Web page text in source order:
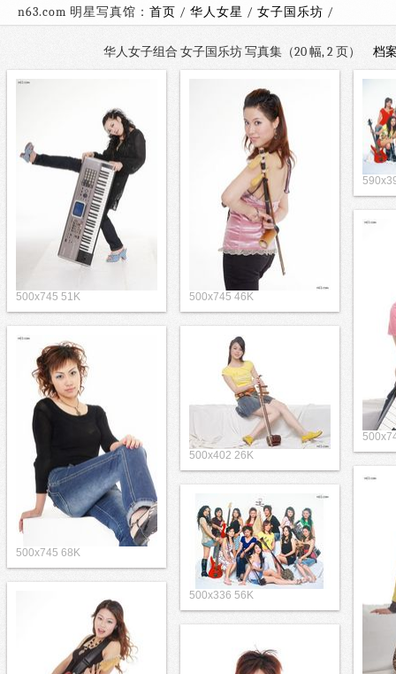
n63.com 明星写真馆： 首页 / 华人女星 / 女子国乐坊
华人女子组合 女子国乐坊 写真集（20 幅, 2 页） 档
500x745 51K 500x745 46K
500x745 68K
500x402 26K
500x336 56K